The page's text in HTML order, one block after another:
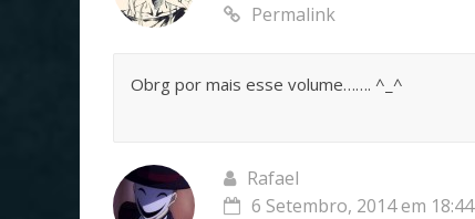
Permalink
Obrg por mais esse volume……. ^_^
Rafael
6 Setembro, 2014 em 18:44